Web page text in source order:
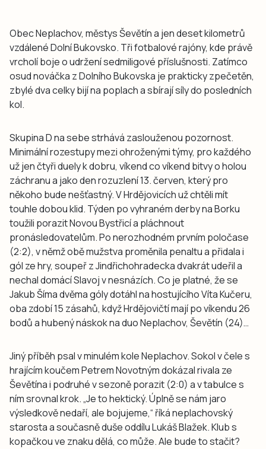
Obec Neplachov, městys Ševětín a jen deset kilometrů
vzdálené Dolní Bukovsko. Tři fotbalové rajóny, kde právě
vrcholí boje o udržení sedmiligové příslušnosti. Zatímco
osud nováčka z Dolního Bukovska je prakticky zpečetěn,
zbylé dva celky bijí na poplach a sbírají síly do posledních
kol.
Skupina D na sebe strhává zaslouženou pozornost.
Minimální rozestupy mezi ohroženými týmy, pro každého
už jen čtyři duely k dobru, víkend co víkend bitvy o holou
záchranu a jako den rozuzlení 13. červen, který pro
někoho bude nešťastný. V Hrdějovicích už chtěli mít
touhle dobou klid. Týden po vyhraném derby na Borku
toužili porazit Novou Bystřicí a pláchnout
pronásledovatelům. Po nerozhodném prvním poločase
(2:2), v němž obě mužstva proměnila penaltu a přidala i
gól ze hry, soupeř z Jindřichohradecka dvakrát udeřil a
nechal domácí Slavoj v nesnázích. Co je platné, že se
Jakub Šíma dvěma góly dotáhl na hostujícího Víta Kučeru,
oba zdobí 15 zásahů, když Hrdějovičtí mají po víkendu 26
bodů a hubený náskok na duo Neplachov, Ševětín (24)…
Jiný příběh psal v minulém kole Neplachov. Sokol v čele s
hrajícím koučem Petrem Novotným dokázal rivala ze
Ševětína i podruhé v sezoně porazit (2:0) a v tabulce s
ním srovnal krok. „Je to hektický. Úplně se nám jaro
výsledkově nedaří, ale bojujeme,“ říká neplachovský
starosta a současně duše oddílu Lukáš Blažek. Klub s
kopačkou ve znaku dělá, co může. Ale bude to stačit?